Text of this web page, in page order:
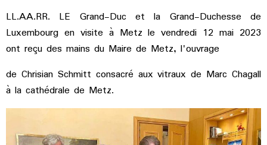
LL.AA.RR. LE Grand-Duc et la Grand-Duchesse de
Luxembourg en visite à Metz le vendredi 12 mai 2023
ont reçu des mains du Maire de Metz, l'ouvrage
de Chrisian Schmitt consacré aux vitraux de Marc Chagall
à la cathédrale de Metz.